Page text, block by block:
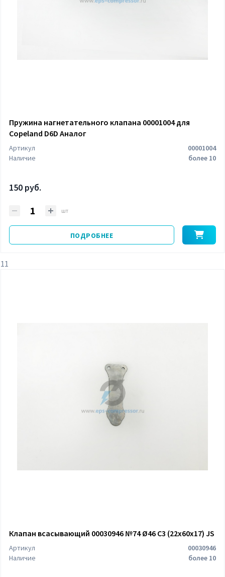
Пружина нагнетательного клапана 00001004 для
Copeland D6D Аналог
Артикул
00001004
Наличие
более 10
150 руб.
шт
ПОДРОБНЕЕ
11
Клапан всасывающий 00030946 №74 Ø46 C3 (22х60х17) JS
Артикул
00030946
Наличие
более 10